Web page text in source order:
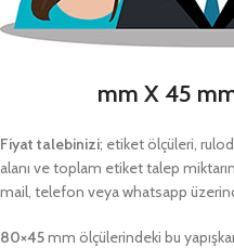
mm X 45
Fiyat talebinizi; etiket ölçüleri,
alanı ve toplam etiket talep
mail, telefon veya whatsapp
80×45mm ölçülerindeki bu